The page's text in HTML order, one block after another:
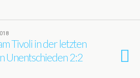
Tivoli in der letzten
Unentschieden 2:2